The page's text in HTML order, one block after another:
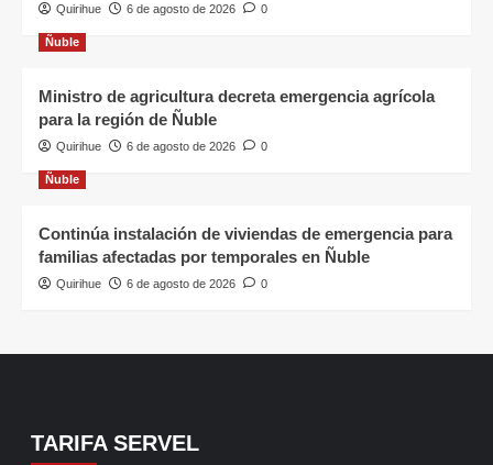
Quirihue 6 de agosto de 2026 0
Ñuble
Ministro de agricultura decreta emergencia agrícola
para la región de Ñuble
Quirihue 6 de agosto de 2026 0
Ñuble
Continúa instalación de viviendas de emergencia para
familias afectadas por temporales en Ñuble
Quirihue 6 de agosto de 2026 0
TARIFA SERVEL